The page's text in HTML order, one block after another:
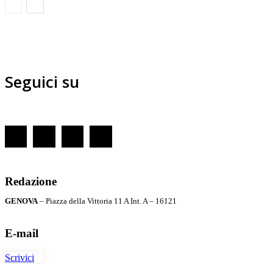
Seguici su
Redazione
GENOVA– Piazza della Vittoria 11 A Int. A – 16121
E-mail
Scrivici